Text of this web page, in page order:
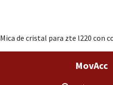
Mica de cristal para zte l220 con
MovAcc